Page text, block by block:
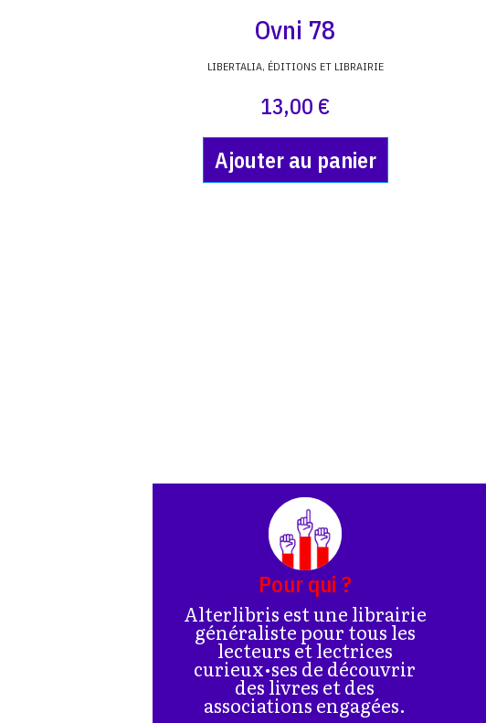
Ovni 78
LIBERTALIA, ÉDITIONS ET LIBRAIRIE
13,00 €
Ajouter au panier
Pour qui ?
Alterlibris est une librairie
généraliste pour tous les
lecteurs et lectrices
curieux•ses de découvrir
des livres et des
associations engagées.